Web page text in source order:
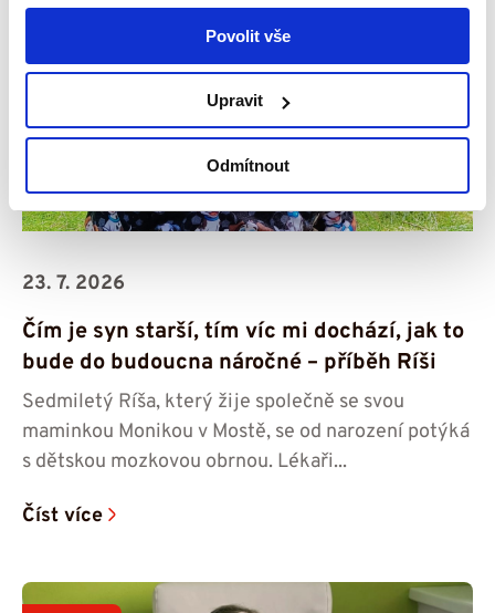
Povolit vše
Upravit
Odmítnout
23. 7. 2026
Čím je syn starší, tím víc mi dochází, jak to
bude do budoucna náročné – příběh Ríši
Sedmiletý Ríša, který žije společně se svou
maminkou Monikou v Mostě, se od narození potýká
s dětskou mozkovou obrnou. Lékaři...
Číst více